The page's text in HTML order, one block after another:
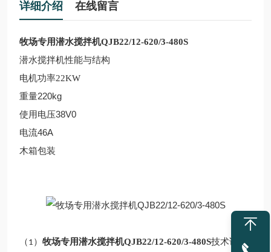
详细介绍 在线留言
牧场专用潜水搅拌机QJB22/12-620/3-480S
潜水搅拌机性能与结构
电机功率22KW
重量220kg
使用电压38V0
电流46A
木箱包装
（ 1 ） 牧场专用潜水搅拌机QJB22/12-620/3-480S技术说明